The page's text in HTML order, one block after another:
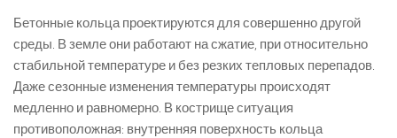
Бетонные кольца проектируются для совершенно другой
среды. В земле они работают на сжатие, при относительно
стабильной температуре и без резких тепловых перепадов.
Даже сезонные изменения температуры происходят
медленно и равномерно. В кострище ситуация
противоположная: внутренняя поверхность кольца